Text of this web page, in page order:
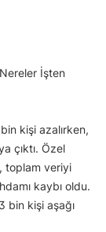
İşten
kişi azalırken,
çıktı. Özel
toplam veriyi
kaybı oldu.
bin kişi aşağı